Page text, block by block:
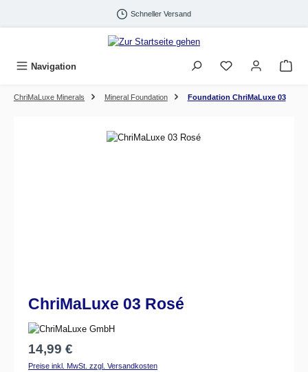
Schneller Versand
Navigation
ChriMaLuxe Minerals Mineral Foundation Foundation ChriMaLuxe 03
Bildergalerie überspringen
ChriMaLuxe 03 Rosé
Regulärer Preis:
14,99 €
Preise inkl. MwSt. zzgl. Versandkosten